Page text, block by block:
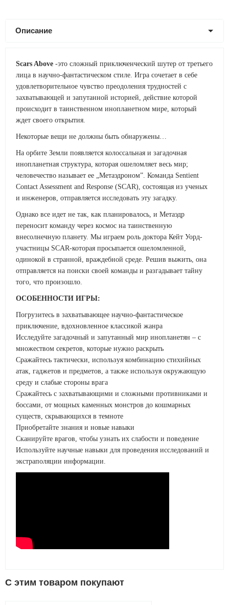
Описание
Scars Above -это сложный приключенческий шутер от третьего
лица в научно-фантастическом стиле. Игра сочетает в себе
удовлетворительное чувство преодоления трудностей с
захватывающей и запутанной историей, действие которой
происходит в таинственном инопланетном мире, который
ждет своего открытия.
Некоторые вещи не должны быть обнаружены…
На орбите Земли появляется колоссальная и загадочная
инопланетная структура, которая ошеломляет весь мир;
человечество называет ее „Метаэдроном”. Команда Sentient
Contact Assessment and Response (SCAR), состоящая из ученых
и инженеров, отправляется исследовать эту загадку.
Однако все идет не так, как планировалось, и Метаэдр
переносит команду через космос на таинственную
внесолнечную планету. Мы играем роль доктора Кейт Уорд-
участницы SCAR-которая просыпается ошеломленной,
одинокой в странной, враждебной среде. Решив выжить, она
отправляется на поиски своей команды и разгадывает тайну
того, что произошло.
ОСОБЕННОСТИ ИГРЫ:
Погрузитесь в захватывающее научно-фантастическое
приключение, вдохновленное классикой жанра
Исследуйте загадочный и запутанный мир инопланетян – с
множеством секретов, которые нужно раскрыть
Сражайтесь тактически, используя комбинацию стихийных
атак, гаджетов и предметов, а также используя окружающую
среду и слабые стороны врага
Сражайтесь с захватывающими и сложными противниками и
боссами, от мощных каменных монстров до кошмарных
существ, скрывающихся в темноте
Приобретайте знания и новые навыки
Сканируйте врагов, чтобы узнать их слабости и поведение
Используйте научные навыки для проведения исследований и
экстраполяции информации.
C этим товаром покупают